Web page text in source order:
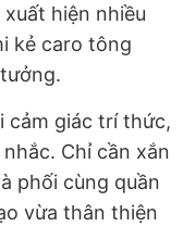
hiện nhiều
kẻ caro tông
cảm giác trí thức,
Chỉ cần xắn
phối cùng quần
vừa thân thiện